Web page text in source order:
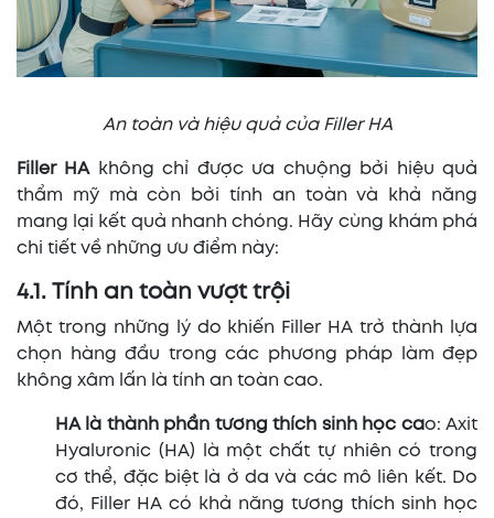
An toàn và hiệu quả của Filler HA
Filler HAkhông chỉ được ưa chuộng bởi hiệu quả
thẩm mỹ mà còn bởi tính an toàn và khả năng
mang lại kết quả nhanh chóng. Hãy cùng khám phá
chi tiết về những ưu điểm này:
4.1. Tính an toàn vượt trội
Một trong những lý do khiến Filler HA trở thành lựa
chọn hàng đầu trong các phương pháp làm đẹp
không xâm lấn là tính an toàn cao.
HA là thành phần tương thích sinh học cao: Axit
Hyaluronic (HA) là một chất tự nhiên có trong
cơ thể, đặc biệt là ở da và các mô liên kết. Do
đó, Filler HA có khả năng tương thích sinh học